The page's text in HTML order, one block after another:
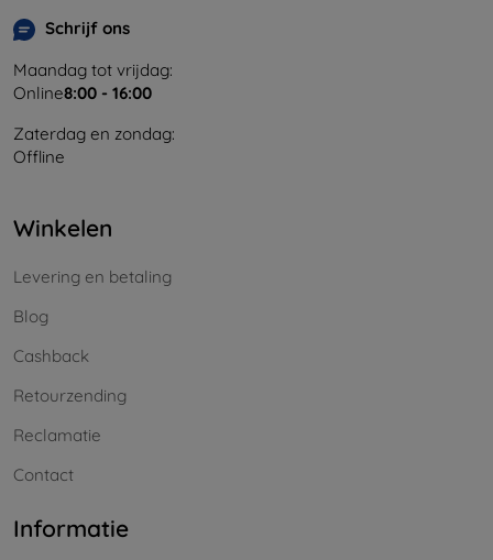
Schrijf ons
Maandag tot vrijdag:
Online8:00 - 16:00
Zaterdag en zondag:
Offline
Winkelen
Levering en betaling
Blog
Cashback
Retourzending
Reclamatie
Contact
Informatie